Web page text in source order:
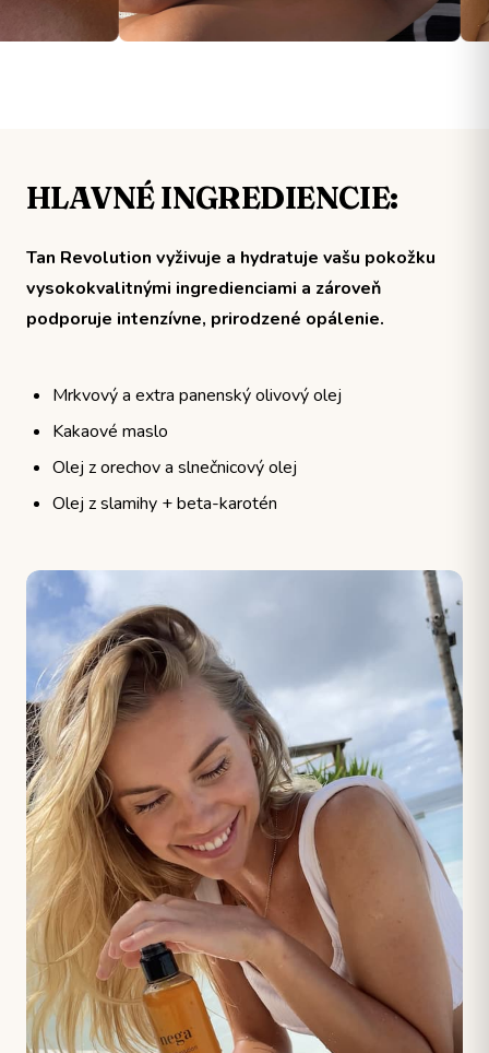
HLAVNÉ INGREDIENCIE:
Tan Revolution vyživuje a hydratuje vašu pokožku
vysokokvalitnými ingredienciami a zároveň
podporuje intenzívne, prirodzené opálenie.
Mrkvový a extra panenský olivový olej
Kakaové maslo
Olej z orechov a slnečnicový olej
Olej z slamihy + beta-karotén